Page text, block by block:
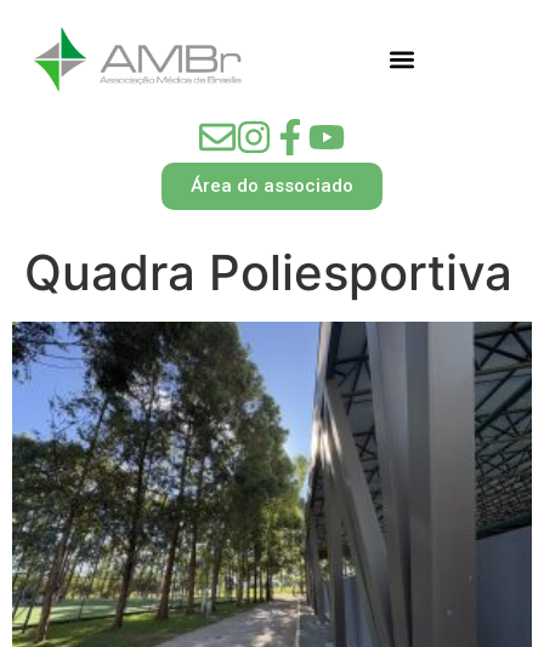
Área do associado
Quadra Poliesportiva